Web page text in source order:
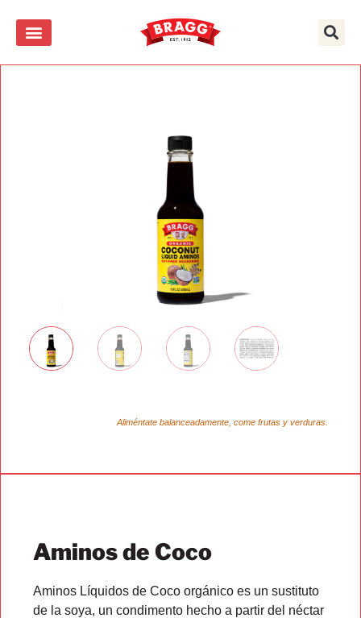
Aliméntate balanceadamente, come frutas y verduras.
Aminos de Coco
Aminos Líquidos de Coco orgánico es un sustituto
de la soya, un condimento hecho a partir del néctar